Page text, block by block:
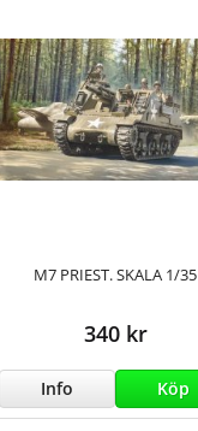
M7 PRIEST. SKALA 1/35
340 kr
Info Köp